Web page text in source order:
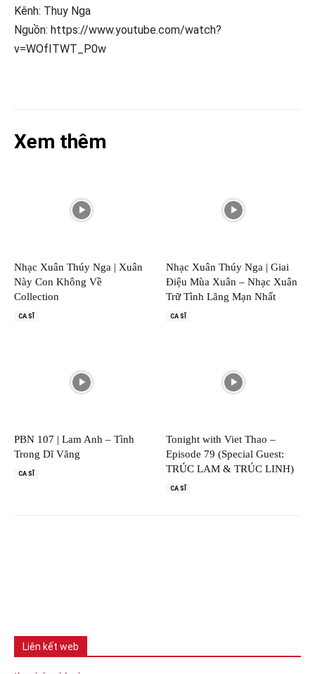
Kênh: Thuy Nga
Nguồn: https://www.youtube.com/watch?
v=WOfITWT_P0w
Xem thêm
Nhạc Xuân Thúy Nga | Xuân
Này Con Không Về
Collection
CA SĨ
Nhạc Xuân Thúy Nga | Giai
Điệu Mùa Xuân – Nhạc Xuân
Trữ Tình Lãng Mạn Nhất
CA SĨ
PBN 107 | Lam Anh – Tình
Trong Dĩ Vãng
CA SĨ
Tonight with Viet Thao –
Episode 79 (Special Guest:
TRÚC LAM & TRÚC LINH)
CA SĨ
Liên kết web